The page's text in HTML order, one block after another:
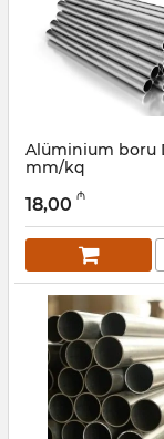
Alüminium boru
mm/kq
030001054
18,00 ₼